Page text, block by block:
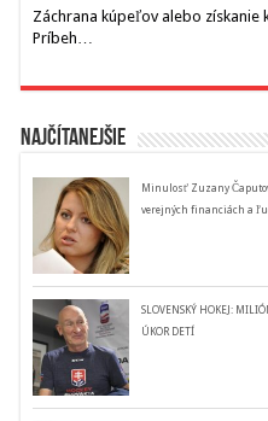
Záchrana kúpeľov alebo získanie
Príbeh…
Najčítanejšie
Minulosť Zuzany
verejných financiách a
SLOVENSKÝ HOKEJ:
ÚKOR DETÍ